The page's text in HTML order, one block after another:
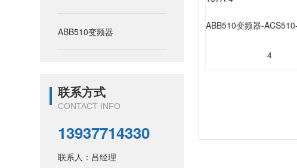
ABB510变频器
联系方式
CONTACT INFO
13937714330
联系人：吕经理
ABB510变频器-
4